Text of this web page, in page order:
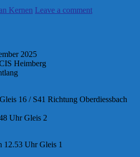
Kernen Leave a comment
2025
Heimberg
16 / S41 Richtung Oberdiessbach
Uhr Gleis 2
12.53 Uhr Gleis 1